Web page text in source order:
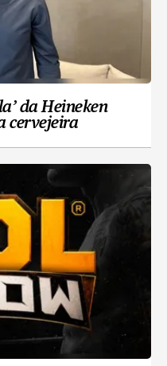
da Heineken
cervejeira